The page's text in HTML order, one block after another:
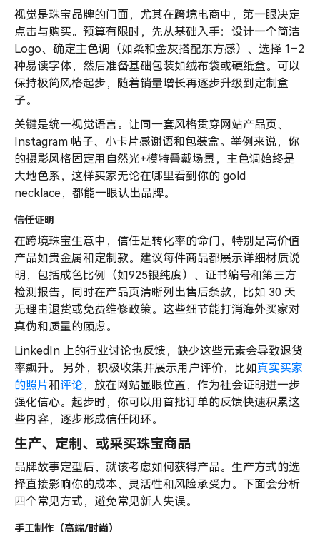
视觉是珠宝品牌的门面，尤其在跨境电商中，第一眼决定
点击与购买。预算有限时，先从基础入手：设计一个简洁
Logo、确定主色调（如柔和金灰搭配东方感）、选择 1–2
种易读字体，然后准备基础包装如绒布袋或硬纸盒。可以
保持极简风格起步，随着销量增长再逐步升级到定制盒
子。
关键是统一视觉语言。让同一套风格贯穿网站产品页、
Instagram 帖子、小卡片感谢语和包装盒。举例来说，你
的摄影风格固定用自然光+模特叠戴场景，主色调始终是
大地色系，这样买家无论在哪里看到你的 gold
necklace，都能一眼认出品牌。
信任证明
在跨境珠宝生意中，信任是转化率的命门，特别是高价值
产品如贵金属和定制款。建议每件商品都展示详细材质说
明，包括成色比例（如925银纯度）、证书编号和第三方
检测报告，同时在产品页清晰列出售后条款，比如 30 天
无理由退货或免费维修政策。这些细节能打消海外买家对
真伪和质量的顾虑。
LinkedIn 上的行业讨论也反馈，缺少这些元素会导致退货
率飙升。 另外，积极收集并展示用户评价，比如真实买家
的照片和评论，放在网站显眼位置，作为社会证明进一步
强化信心。起步时，你可以用首批订单的反馈快速积累这
些内容，逐步形成信任闭环。
生产、定制、或采买珠宝商品
品牌故事定型后，就该考虑如何获得产品。生产方式的选
择直接影响你的成本、灵活性和风险承受力。下面会分析
四个常见方式，避免常见新人失误。
手工制作（高端/时尚）